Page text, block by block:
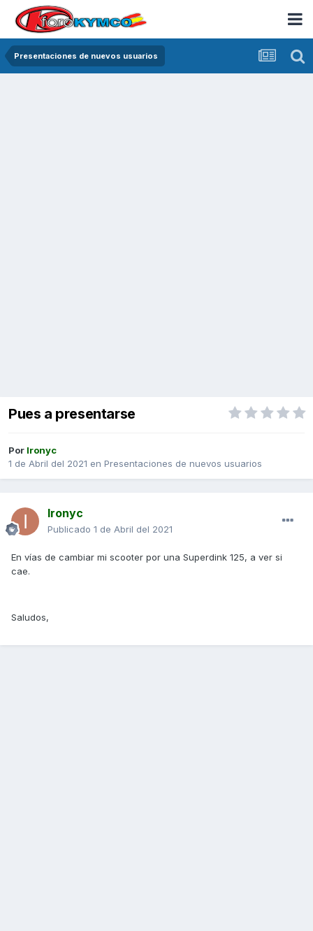
Presentaciones de nuevos usuarios
Pues a presentarse
Por Ironyc
1 de Abril del 2021 en Presentaciones de nuevos usuarios
Ironyc
Publicado 1 de Abril del 2021
En vías de cambiar mi scooter por una Superdink 125, a ver si
cae.
Saludos,